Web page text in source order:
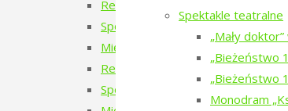
Spektakle teatralne
„Mały
„Bieżeństwo
„Bieżeństwo
Monodram
Rezydencje Twórcze 2026
Spotkanie z uczestnikami
Międzynarodowe Rezydencje
Rezydencje Twórcze 2025
Spotkanie z uczestnikami